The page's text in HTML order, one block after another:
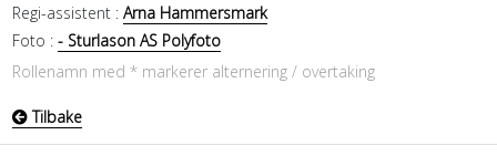
Regi-assistent : Arna Hammersmark
Foto : - Sturlason AS Polyfoto
Rollenamn med * markerer alternering / overtaking
Tilbake